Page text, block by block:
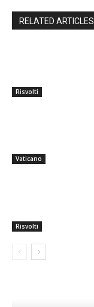
RELATED ARTICLES
Risvolti
Vaticano
Risvolti